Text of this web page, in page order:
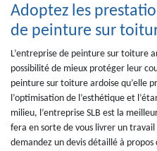
Adoptez les
de peinture sur
L’entreprise de peinture sur toiture
possibilité de mieux protéger leur
peinture sur toiture ardoise qu’elle
l’optimisation de l’esthétique et
milieu, l’entreprise SLB est la
fera en sorte de vous livrer un
demandez un devis détaillé à